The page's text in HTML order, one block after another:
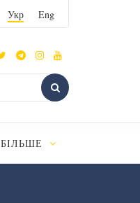
Укр Eng
БІЛЬШЕ